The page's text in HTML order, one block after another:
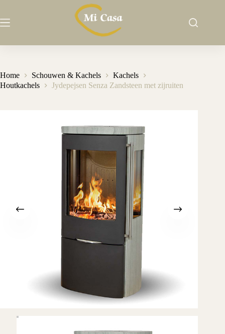
de
Home Schouwen & Kachels
Kachels
Houtkachels
Jydepejsen Senza Zandsteen met zijruiten